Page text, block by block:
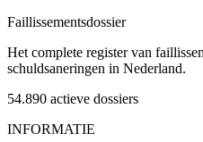
Faillissementsdossier
Het complete register van
schuldsaneringen in Nederland.
54.890 actieve dossiers
INFORMATIE